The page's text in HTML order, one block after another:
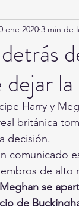
CDMX
Gómez
Inicio
ene 2020 3 min de
Harry y
británica
decisión.
comunicado
de alto
se
de